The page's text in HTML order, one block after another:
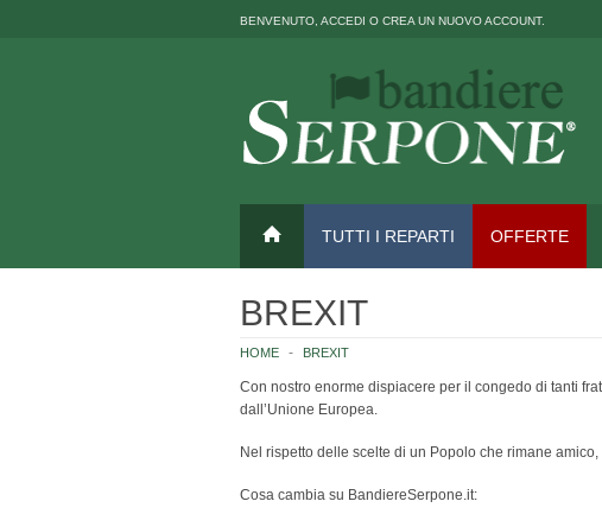
BENVENUTO, ACCEDI O CREA UN NUOVO ACCOUNT.
TUTTI I REPARTI OFFERTE
BREXIT
HOME BREXIT
Con nostro enorme dispiacere per il congedo di tanti
dall’Unione Europea.
Nel rispetto delle scelte di un Popolo che rimane
Cosa cambia su BandiereSerpone.it: